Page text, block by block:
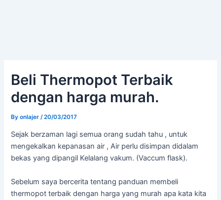
Beli Thermopot Terbaik
dengan harga murah.
Byonlajer /20/03/2017
Sejak berzaman lagi semua orang sudah tahu , untuk
mengekalkan kepanasan air , Air perlu disimpan didalam
bekas yang dipangil Kelalang vakum. (Vaccum flask).
Sebelum saya bercerita tentang panduan membeli
thermopot terbaik dengan harga yang murah apa kata kita